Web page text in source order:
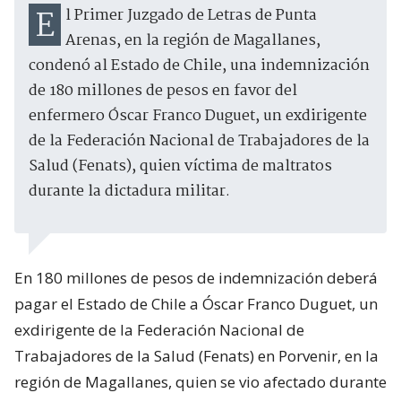
El Primer Juzgado de Letras de Punta Arenas, en la región de Magallanes,
condenó al Estado de Chile, una indemnización
de 180 millones de pesos en favor del
enfermero Óscar Franco Duguet, un exdirigente
de la Federación Nacional de Trabajadores de la
Salud (Fenats), quien víctima de maltratos
durante la dictadura militar.
En 180 millones de pesos de indemnización deberá
pagar el Estado de Chile a Óscar Franco Duguet, un
exdirigente de la Federación Nacional de
Trabajadores de la Salud (Fenats) en Porvenir, en la
región de Magallanes, quien se vio afectado durante